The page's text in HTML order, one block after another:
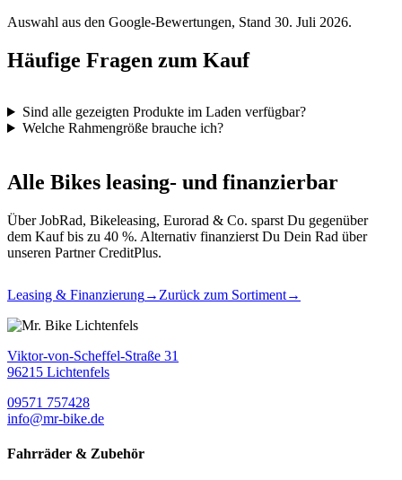
Auswahl aus den Google-Bewertungen, Stand 30. Juli 2026.
Häufige Fragen zum Kauf
Sind alle gezeigten Produkte im Laden verfügbar?
Welche Rahmengröße brauche ich?
Alle Bikes leasing- und finanzierbar
Über JobRad, Bikeleasing, Eurorad & Co. sparst Du gegenüber
dem Kauf bis zu 40 %. Alternativ finanzierst Du Dein Rad über
unseren Partner CreditPlus.
Leasing & Finanzierung→ Zurück zum Sortiment→
Viktor-von-Scheffel-Straße 31
96215 Lichtenfels
09571 757428
info@mr-bike.de
Fahrräder & Zubehör